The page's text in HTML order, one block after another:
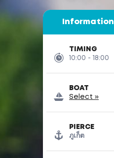
Information
TIMING
10:00 - 18:00
BOAT
Select »
PIERCE
ภูเก็ต